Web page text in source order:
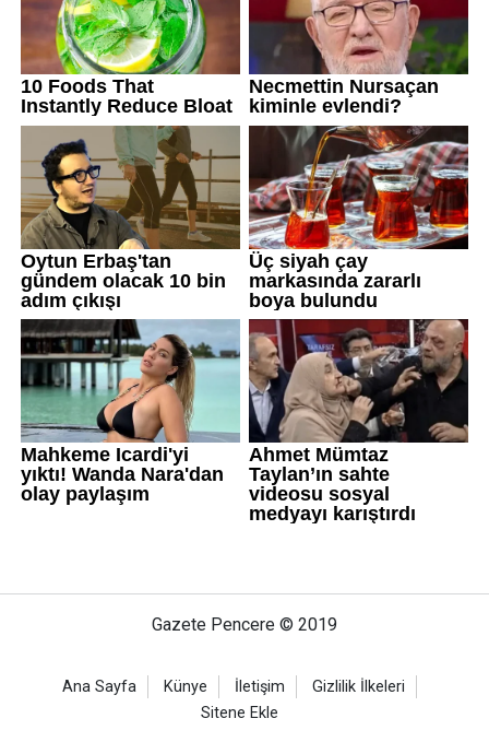
Gazete Pencere © 2019
Ana Sayfa Künye İletişim
Gizlilik İlkeleri
Sitene Ekle